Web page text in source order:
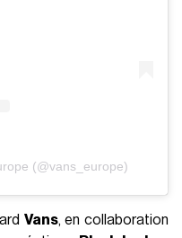
(@vans_europe)
Vans, en collaboration